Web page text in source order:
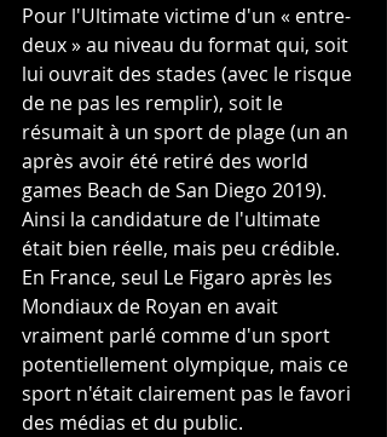
Pour l'Ultimate victime d'un « entre-
deux » au niveau du format qui, soit
lui ouvrait des stades (avec le risque
de ne pas les remplir), soit le
résumait à un sport de plage (un an
après avoir été retiré des world
games Beach de San Diego 2019).
Ainsi la candidature de l'ultimate
était bien réelle, mais peu crédible.
En France, seul Le Figaro après les
Mondiaux de Royan en avait
vraiment parlé comme d'un sport
potentiellement olympique, mais ce
sport n'était clairement pas le favori
des médias et du public.